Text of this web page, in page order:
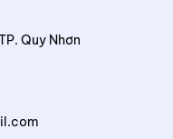
Quy Nhơn